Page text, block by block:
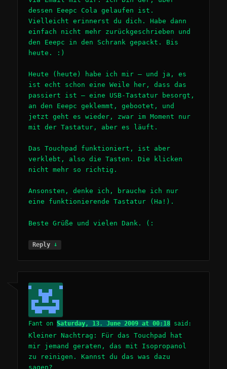
dessen Eeepc Cola gelaufen ist.
Vielleicht erinnerst du dich. Habe dann
einfach nicht mehr zurückgeschrieben und
den Eeepc in den Schrank gepackt. Bis
heute. :)
Heute (heute) habe ich mir – und ja, es
ist echt schon eine Weile her, dass das
passiert ist – eine USB-Tastatur besorgt,
an den Eeepc geklemmt, gebootet, und
jetzt geht es wieder, zwar im Moment nur
mit der Tastatur, aber es läuft.
Das Touchpad funktioniert, ist aber
verklebt, also die Tasten. Die klicken
nicht mehr so richtig.
Ansonsten, denke ich, brauche ich nur
eine funktionierende Tastatur (Ha!).
Beste Grüße und vielen Dank. (:
Reply ↓
Fant onSaturday, 13. June 2009 at 00:18 said:
Kleiner Nachtrag: Für das Touchpad hat
mir jemand geraten, das mit Isopropanol
zu reinigen. Kannst du das was dazu
sagen?